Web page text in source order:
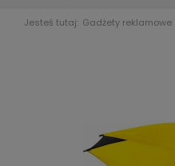
Jesteś tutaj: Gadżety reklamowe